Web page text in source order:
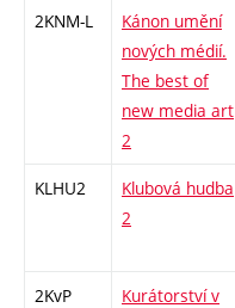
2KNM-L
Kánon umění
nových médií.
The best of
new media art
2
KLHU2
Klubová hudba
2
2KvP
Kurátorství v